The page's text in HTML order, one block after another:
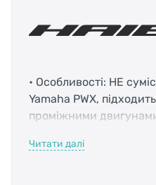
• Особливості: НЕ
Yamaha PWX,
проміжними
• Матеріал: -
Читати далі